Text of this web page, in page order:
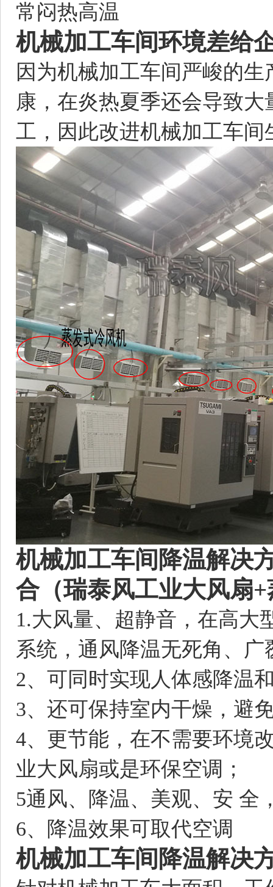
常闷热高温
机械加工车间环境差给
因为机械加工车间严峻的
康，在炎热夏季还会导致
工，因此改进机械加工车间
机械加工车间降温解决
合（瑞泰风工业大风扇
1.大风量、超静音，在高大
系统，通风降温无死角、广
2、可同时实现人体感降温
3、还可保持室内干燥，避
4、更节能，在不需要环境
业大风扇或是环保空调；
5通风、降温、美观、安 全
6、降温效果可取代空调
机械加工车间降温解决